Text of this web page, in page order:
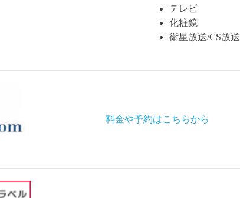
テレビ
化粧鏡
衛星放送/CS放送
料金や予約はこちらから